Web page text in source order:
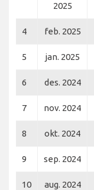
2025
4 feb. 2025
5 jan. 2025
6 des. 2024
7 nov. 2024
8 okt. 2024
9 sep. 2024
10 aug. 2024